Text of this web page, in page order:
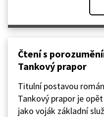
Čtení s
Tankový prapor
Titulní postavou
Tankový prapor je
jako voják základní